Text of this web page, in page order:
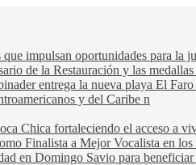
impulsan oportunidades para la
de la Restauración y las medallas
entrega la nueva playa El
y del Caribe n
Chica fortaleciendo el acceso a
Finalista a Mejor Vocalista en
en Domingo Savio para